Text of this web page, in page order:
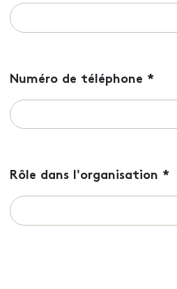
Numéro de téléphone *
Rôle dans l'organisation *